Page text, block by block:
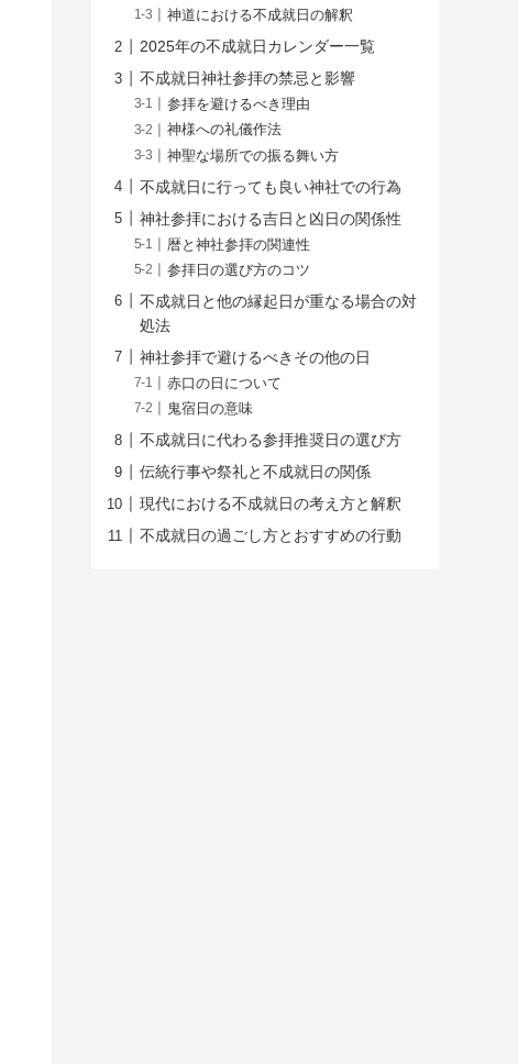
神道における不成就日の解釈
2025年の不成就日カレンダー一覧
不成就日神社参拝の禁忌と影響
参拝を避けるべき理由
神様への礼儀作法
神聖な場所での振る舞い方
不成就日に行っても良い神社での行為
神社参拝における吉日と凶日の関係性
暦と神社参拝の関連性
参拝日の選び方のコツ
不成就日と他の縁起日が重なる場合の対
処法
神社参拝で避けるべきその他の日
赤口の日について
鬼宿日の意味
不成就日に代わる参拝推奨日の選び方
伝統行事や祭礼と不成就日の関係
現代における不成就日の考え方と解釈
不成就日の過ごし方とおすすめの行動